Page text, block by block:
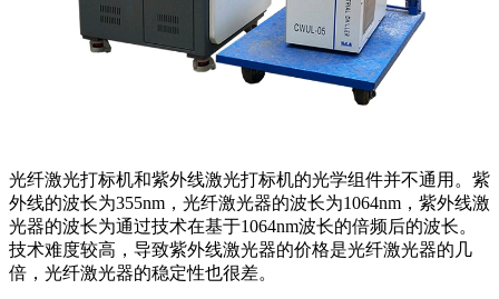
光纤激光打标机和紫外线激光打标机的光学组件并不通用。紫
外线的波长为355nm，光纤激光器的波长为1064nm，紫外线激
光器的波长为通过技术在基于1064nm波长的倍频后的波长。
技术难度较高，导致紫外线激光器的价格是光纤激光器的几
倍，光纤激光器的稳定性也很差。